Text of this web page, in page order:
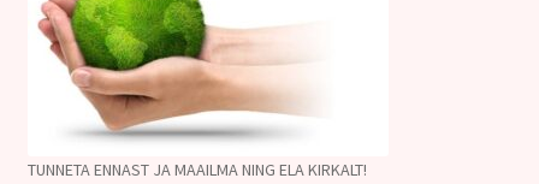
TUNNETA ENNAST JA MAAILMA NING ELA KIRKALT!